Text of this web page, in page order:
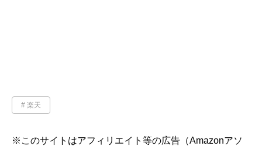
楽天
※このサイトはアフィリエイト等の広告（Amazonアソ